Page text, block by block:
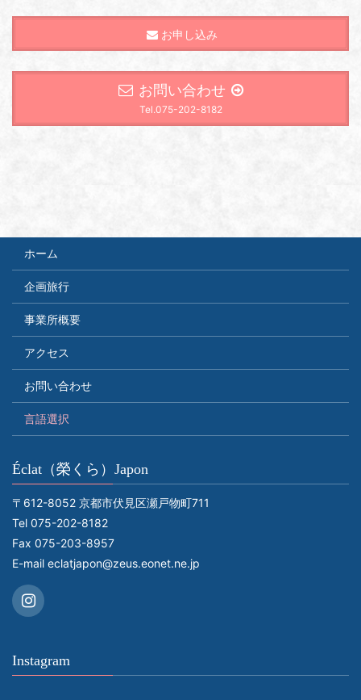
お申し込み
お問い合わせ
Tel.075-202-8182
ホーム
企画旅行
事業所概要
アクセス
お問い合わせ
言語選択
Éclat（榮くら）Japon
〒612-8052 京都市伏見区瀬戸物町711
Tel 075-202-8182
Fax 075-203-8957
E-mail eclatjapon@zeus.eonet.ne.jp
Instagram